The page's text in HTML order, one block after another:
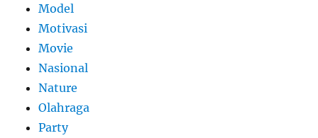
Model
Motivasi
Movie
Nasional
Nature
Olahraga
Party